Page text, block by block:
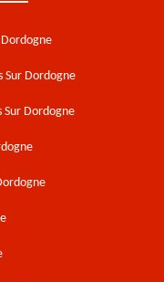
Sur Dordogne
Dordogne